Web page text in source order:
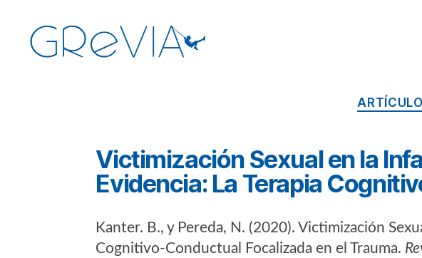
Victimización Sexual en la
Evidencia: La Terapia
Kanter. B., y Pereda, N. (2020). Victimización
Cognitivo-Conductual Focalizada en el Trauma.